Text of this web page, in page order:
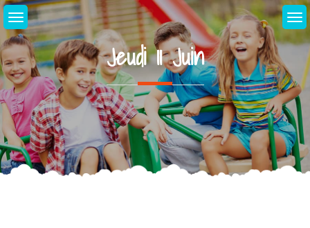
Skip
to
content
Jeudi 11 Juin